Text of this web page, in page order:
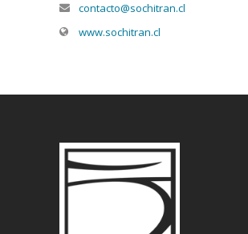
contacto@sochitran.cl
www.sochitran.cl